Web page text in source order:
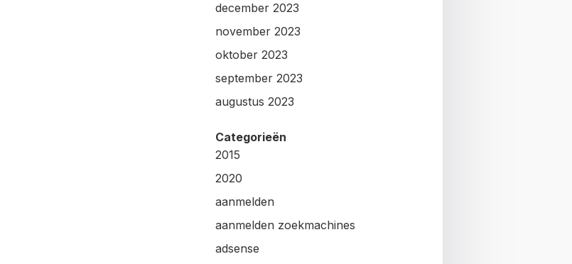
december 2023
november 2023
oktober 2023
september 2023
augustus 2023
Categorieën
2015
2020
aanmelden
aanmelden zoekmachines
adsense